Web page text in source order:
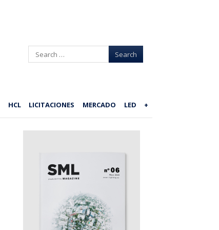
Search
HCL LICITACIONES MERCADO LED +